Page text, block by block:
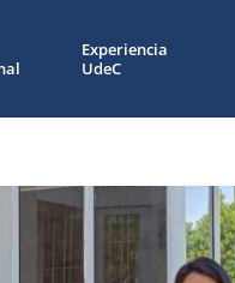
Experiencia
UdeC